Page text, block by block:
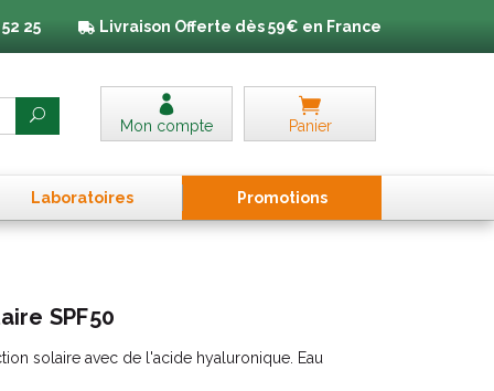
25 Livraison Offerte dès 59€ en France
Mon compte Panier
Laboratoires Promotions
SPF50
solaire avec de l'acide hyaluronique. Eau